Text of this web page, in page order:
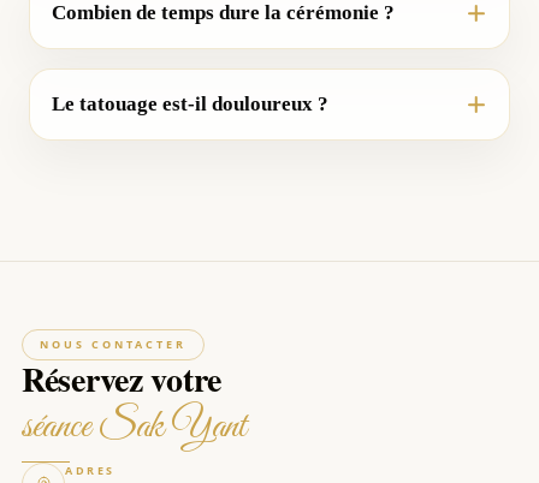
Combien de temps dure la cérémonie ?
Le tatouage est-il douloureux ?
NOUS CONTACTER
Réservez votre
séance Sak Yant
ADRES